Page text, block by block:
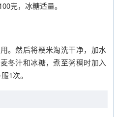
克，冰糖适量。
。然后将粳米淘洗干净，加水
冬汁和冰糖，煮至粥稠时加入
1次。